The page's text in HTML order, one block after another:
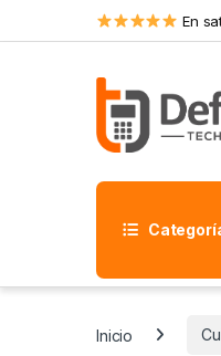
Skip to navigation
Skip to content En
Inicio